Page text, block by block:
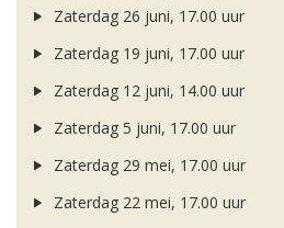
Zaterdag 26 juni, 17.00 uur
Zaterdag 19 juni, 17.00 uur
Zaterdag 12 juni, 14.00 uur
Zaterdag 5 juni, 17.00 uur
Zaterdag 29 mei, 17.00 uur
Zaterdag 22 mei, 17.00 uur